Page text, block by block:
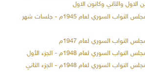
والثاني وكانون الاول
محاضر جلسات مجلس النواب السوري لعام 1945م - جلسات شهر
السوري لعام 1947م
السوري لعام 1948م - الجزء الأول
لعام 1948م - الجزء الثاني